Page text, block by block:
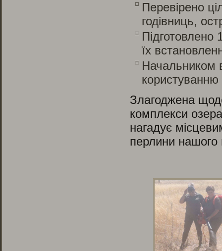
Перевірено
годівниць,
Підготовлено
їх
Начальником
Злагоджена
комплекси
нагадує
перлини нашого